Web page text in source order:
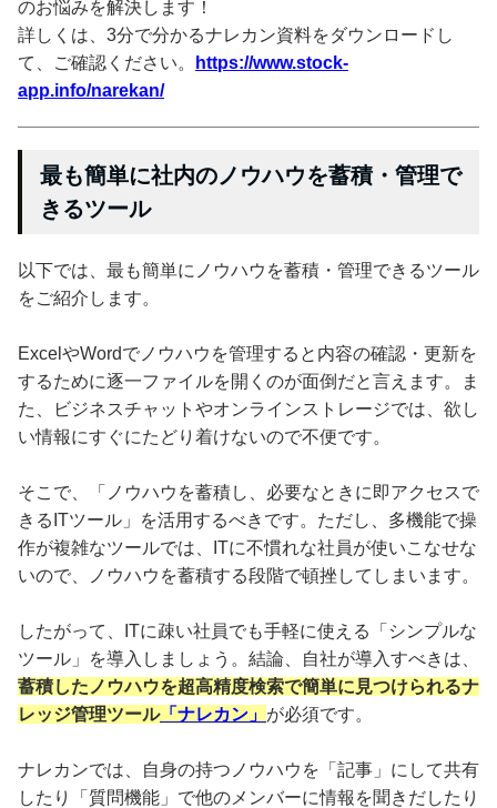
のお悩みを解決します！
詳しくは、3分で分かるナレカン資料をダウンロードし
て、ご確認ください。
https://www.stock-
app.info/narekan/
最も簡単に社内のノウハウを蓄積・管理で
きるツール
以下では、最も簡単にノウハウを蓄積・管理できるツール
をご紹介します。
ExcelやWordでノウハウを管理すると内容の確認・更新を
するために逐一ファイルを開くのが面倒だと言えます。ま
た、ビジネスチャットやオンラインストレージでは、欲し
い情報にすぐにたどり着けないので不便です。
そこで、「ノウハウを蓄積し、必要なときに即アクセスで
きるITツール」を活用するべきです。ただし、多機能で操
作が複雑なツールでは、ITに不慣れな社員が使いこなせな
いので、ノウハウを蓄積する段階で頓挫してしまいます。
したがって、ITに疎い社員でも手軽に使える「シンプルな
ツール」を導入しましょう。結論、自社が導入すべきは、
蓄積したノウハウを超高精度検索で簡単に見つけられるナ
レッジ管理ツール「ナレカン」 が必須です。
ナレカンでは、自身の持つノウハウを「記事」にして共有
したり「質問機能」で他のメンバーに情報を聞きだしたり